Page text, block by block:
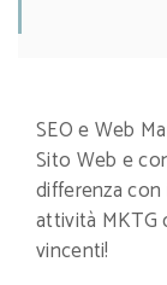
SEO e Web
Sito Web e
differenza
attività MKTG
vincenti!